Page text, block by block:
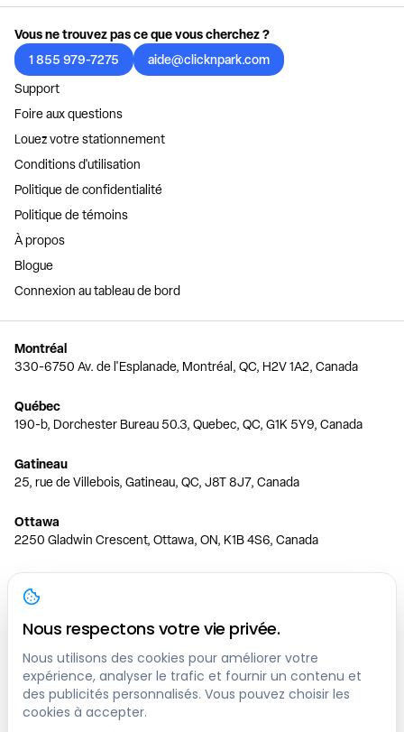
Vous ne trouvez pas ce que vous cherchez ?
1 855 979-7275
aide@clicknpark.com
Support
Foire aux questions
Louez votre stationnement
Conditions d'utilisation
Politique de confidentialité
Politique de témoins
À propos
Blogue
Connexion au tableau de bord
Montréal
330-6750 Av. de l'Esplanade, Montréal, QC, H2V 1A2, Canada
Québec
190-b, Dorchester Bureau 50.3, Quebec, QC, G1K 5Y9, Canada
Gatineau
25, rue de Villebois, Gatineau, QC, J8T 8J7, Canada
Ottawa
2250 Gladwin Crescent, Ottawa, ON, K1B 4S6, Canada
Toronto
150 Ferrand Dr, 6th Floor, Toronto, ON, M3C 3E5, Canada
Vancouver
1200 W 73rd Ave #1415, Vancouver, BC, V6P 6G5, Canada
Calgary
444 5 Ave SW #400 Calgary, AB, T2P 2T8, Canada
Nous respectons votre vie privée.
Nous utilisons des cookies pour améliorer votre
expérience, analyser le trafic et fournir un contenu et
des publicités personnalisés. Vous pouvez choisir les
cookies à accepter.